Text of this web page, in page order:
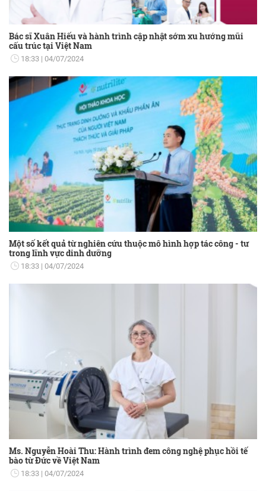
Bác sĩ Xuân Hiếu và hành trình cập nhật sớm xu hướng mũi
cấu trúc tại Việt Nam
18:33 04/07/2024
Một số kết quả từ nghiên cứu thuộc mô hình hợp tác công - tư
trong lĩnh vực dinh dưỡng
18:33 04/07/2024
Ms. Nguyễn Hoài Thu: Hành trình đem công nghệ phục hồi tế
bào từ Đức về Việt Nam
18:33 04/07/2024